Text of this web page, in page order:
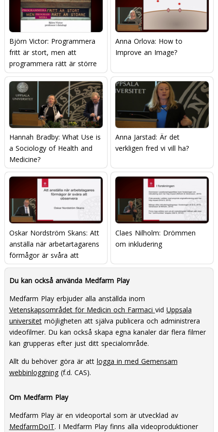
Björn Victor: Programmera
fritt är stort, men att
programmera rätt är större
Anna Orlova: How to
Improve an Image?
Hannah Bradby: What Use is
a Sociology of Health and
Medicine?
Anna Jarstad: Är det
verkligen fred vi vill ha?
Oskar Nordström Skans: Att
anställa när arbetartagarens
förmågor är svåra att
observera
Claes Nilholm: Drömmen
om inkludering
Du kan också använda Medfarm Play
Medfarm Play erbjuder alla anställda inom
Vetenskapsområdet för Medicin och Farmaci vid Uppsala
universitetmöjligheten att själva publicera och administrera
videofilmer. Du kan också skapa egna kanaler där flera filmer
kan grupperas efter just ditt specialområde.
Allt du behöver göra är att logga in med Gemensam
webbinloggning(f.d. CAS).
Om Medfarm Play
Medfarm Play är en videoportal som är utvecklad av
MedfarmDoIT. I Medfarm Play finns alla videoproduktioner